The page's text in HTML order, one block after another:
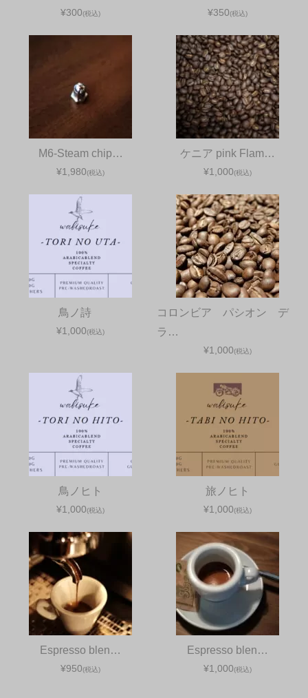
¥300(税込) ¥350(税込)
M6-Steam chip…
¥1,980(税込)
ケニア pink Flam…
¥1,000(税込)
鳥ノ詩
¥1,000(税込)
コロンビア パシオン デ
ラ…
¥1,000(税込)
鳥ノヒト
¥1,000(税込)
旅ノヒト
¥1,000(税込)
Espresso blen…
¥950(税込)
Espresso blen…
¥1,000(税込)